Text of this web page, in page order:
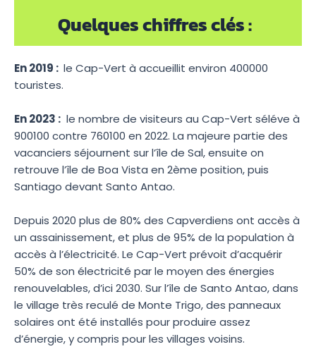
Quelques chiffres clés :
En 2019 : le Cap-Vert à accueillit environ 400000
touristes.
En 2023 : le nombre de visiteurs au Cap-Vert séléve à
900100 contre 760100 en 2022. La majeure partie des
vacanciers séjournent sur l’île de Sal, ensuite on
retrouve l’île de Boa Vista en 2ème position, puis
Santiago devant Santo Antao.
Depuis 2020 plus de 80% des Capverdiens ont accès à
un assainissement, et plus de 95% de la population à
accès à l’électricité. Le Cap-Vert prévoit d’acquérir
50% de son électricité par le moyen des énergies
renouvelables, d’ici 2030. Sur l’île de Santo Antao, dans
le village très reculé de Monte Trigo, des panneaux
solaires ont été installés pour produire assez
d’énergie, y compris pour les villages voisins.